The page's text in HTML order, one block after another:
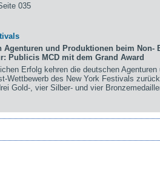
035
Agenturen und Produktionen beim Non-
Publicis MCD mit dem Grand Award
Erfolg kehren die deutschen Agenturen
Wettbewerb des New York Festivals
Gold-, vier Silber- und vier